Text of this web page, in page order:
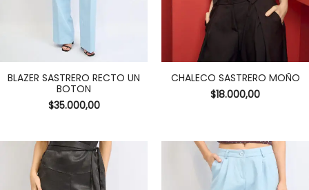
BLAZER SASTRERO RECTO UN
BOTON
$35.000,00
CHALECO SASTRERO MOÑO
$18.000,00